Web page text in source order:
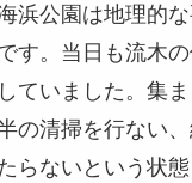
浜公園は地理的
す。当日も流木
ていました。集
の清掃を行ない
らないという状